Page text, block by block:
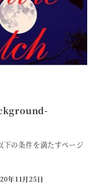
の条件を満たすページ
年11月25日